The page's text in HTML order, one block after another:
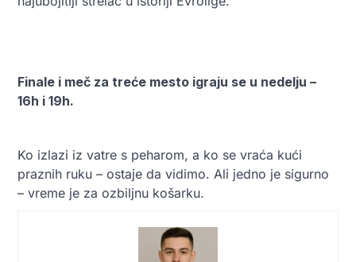
Finale i meč za treće mesto igraju se u nedelju –
16h i 19h.
Ko izlazi iz vatre s peharom, a ko se vraća kući
praznih ruku – ostaje da vidimo. Ali jedno je sigurno
– vreme je za ozbiljnu košarku.